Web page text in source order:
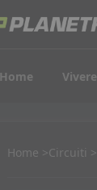
Home Vivere
Home Circuiti